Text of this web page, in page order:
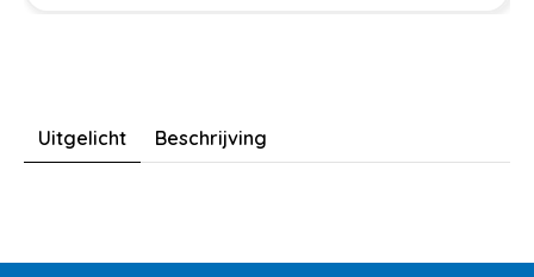
Uitgelicht Beschrijving